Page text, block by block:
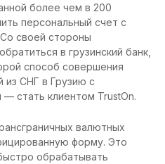
более чем в 200
персональный счет с
своей стороны
в грузинский банк,
способ совершения
из СНГ в Грузию с
стать клиентом TrustOn.
валютных
форму. Это
обрабатывать